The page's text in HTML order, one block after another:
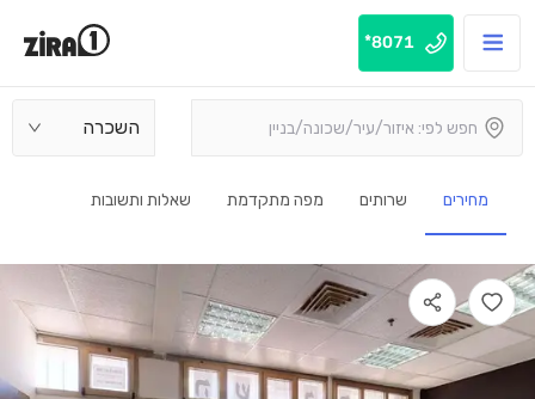
8071*
השכרה
מחירים שרותים מפה מתקדמת שאלות ותשובות